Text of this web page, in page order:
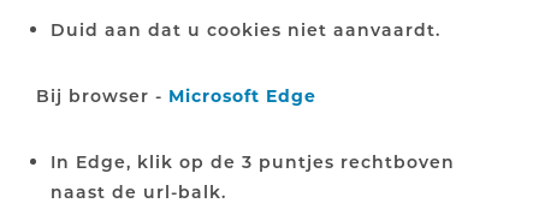
Duid aan dat u cookies niet aanvaardt.
Bij browser - Microsoft Edge
In Edge, klik op de 3 puntjes rechtboven
naast de url-balk.